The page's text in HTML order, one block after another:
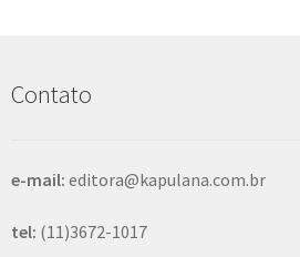
Contato
e-mail: editora@kapulana.com.br
tel: (11)3672-1017